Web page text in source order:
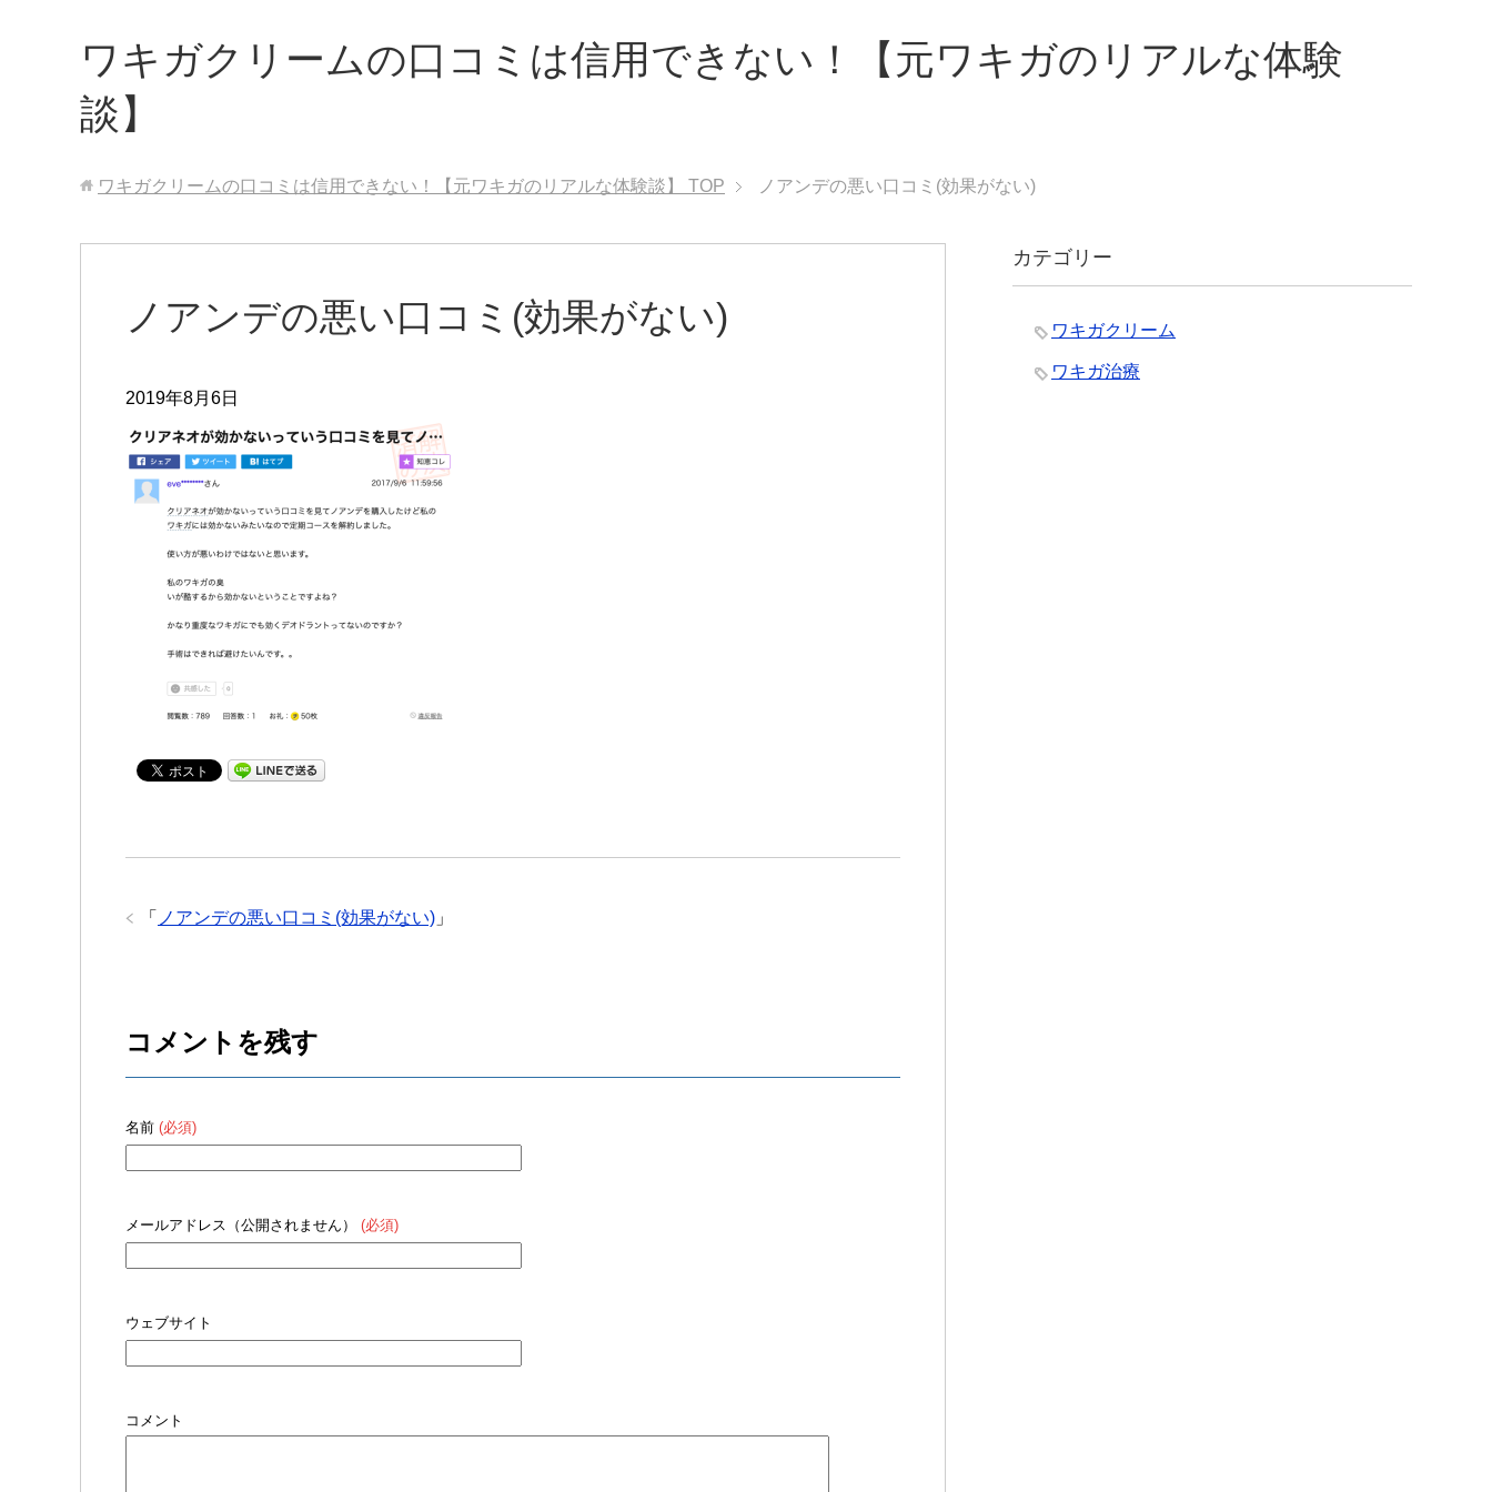
ワキガクリームの口コミは信用できない！【元ワキガのリアルな体験
談】
ワキガクリームの口コミは信用できない！【元ワキガのリアルな体験談】 TOP ノアンデの悪い口コミ(効果がない)
ノアンデの悪い口コミ(効果がない)
2019年8月6日
「 ノアンデの悪い口コミ(効果がない) 」
コメントを残す
名前 (必須)
メールアドレス（公開されません） (必須)
ウェブサイト
コメント
カテゴリー
ワキガクリーム
ワキガ治療